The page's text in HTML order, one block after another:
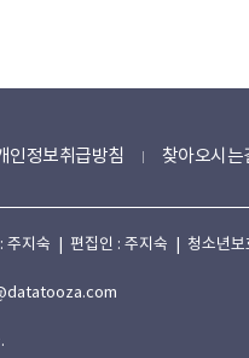
인정보취급방침 찾아오시는
지숙 | 편집인 : 주지숙 | 청소년